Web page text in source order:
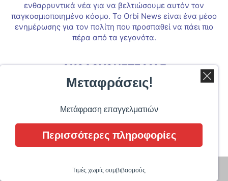
ενθαρρυντικά νέα για να βελτιώσουμε αυτόν τον
παγκοσμιοποιημένο κόσμο. Το Orbi News είναι ένα μέσο
ενημέρωσης για τον πολίτη που προσπαθεί να πάει πιο
πέρα από τα γεγονότα.
ΑΚΟΛΟΥΘΗΣΤΕ ΜΑΣ
Orbi News 2017
Μεταφράσεις!
Μετάφραση επαγγελματιών
Περισσότερες πληροφορίες
Τιμές χωρίς συμβιβασμούς